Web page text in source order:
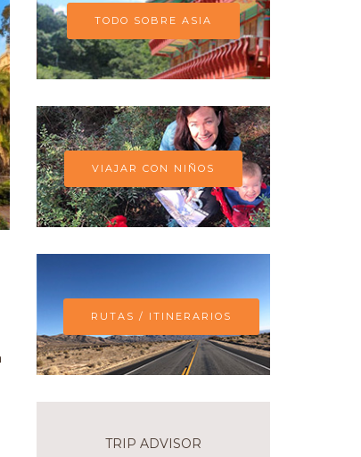
TODO SOBRE ASIA
VIAJAR CON NIÑOS
RUTAS / ITINERARIOS
TRIP ADVISOR